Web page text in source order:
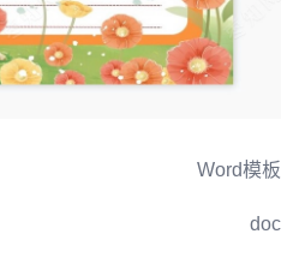
Word模板
doc